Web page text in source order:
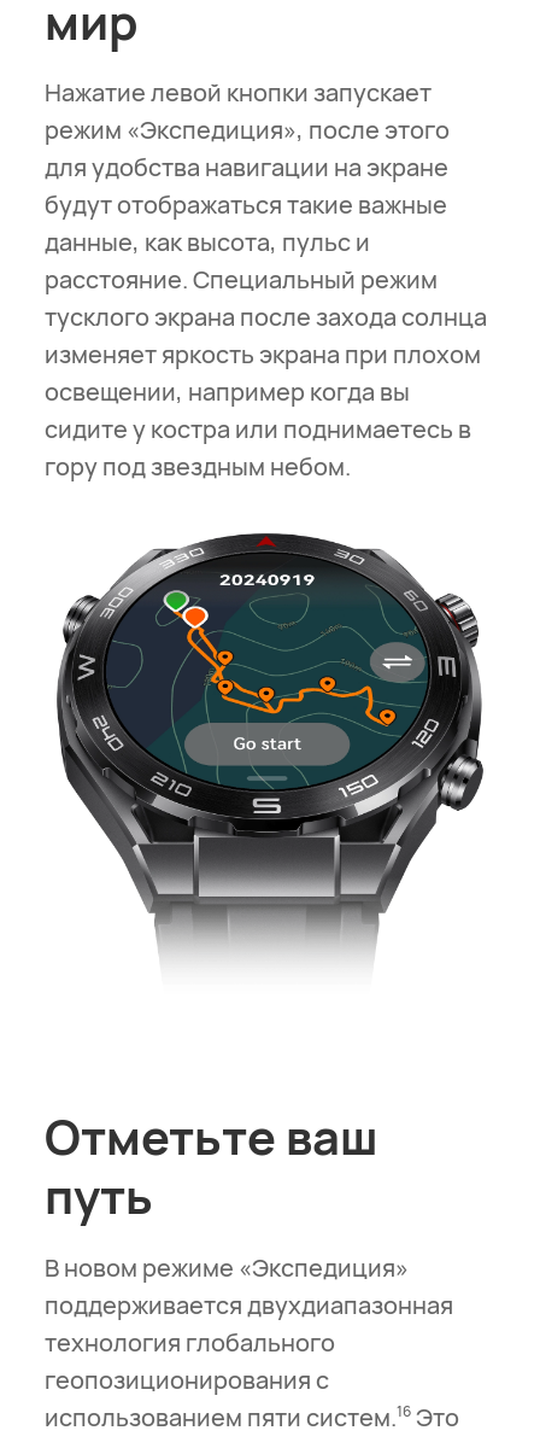
мир
Нажатие левой кнопки запускает
режим «Экспедиция», после этого
для удобства навигации на экране
будут отображаться такие важные
данные, как высота, пульс и
расстояние. Специальный режим
тусклого экрана после захода солнца
изменяет яркость экрана при плохом
освещении, например когда вы
сидите у костра или поднимаетесь в
гору под звездным небом.
Отметьте ваш
путь
В новом режиме «Экспедиция»
поддерживается двухдиапазонная
технология глобального
геопозиционирования с
использованием пяти систем.16 Это